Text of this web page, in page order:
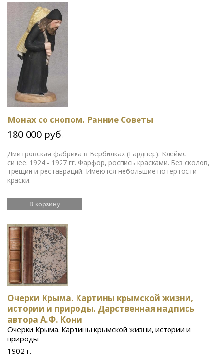
Монах со снопом. Ранние Советы
180 000 руб.
Дмитровская фабрика в Вербилках (Гарднер). Клеймо
синее. 1924 - 1927 гг. Фарфор, роспись красками. Без сколов,
трещин и реставраций. Имеются небольшие потертости
краски.
В корзину
Очерки Крыма. Картины крымской жизни,
истории и природы. Дарственная надпись
автора А.Ф. Кони
Очерки Крыма. Картины крымской жизни, истории и
природы
1902 г.